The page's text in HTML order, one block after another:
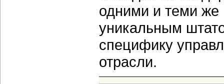
одними и теми
уникальным
специфику
отрасли.